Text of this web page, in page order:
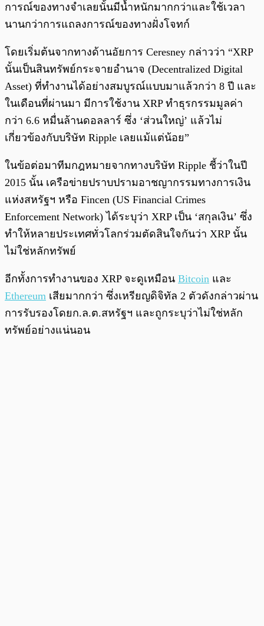
การณ์ของทางจำเลยนั้นมีน้ำหนักมากกว่าและใช้เวลา
นานกว่าการแถลงการณ์ของทางฝั่งโจทก์
โดยเริ่มต้นจากทางด้านอัยการ Ceresney กล่าวว่า “XRP
นั้นเป็นสินทรัพย์กระจายอำนาจ (Decentralized Digital
Asset) ที่ทำงานได้อย่างสมบูรณ์แบบมาแล้วกว่า 8 ปี และ
ในเดือนที่ผ่านมา มีการใช้งาน XRP ทำธุรกรรมมูลค่า
กว่า 6.6 หมื่นล้านดอลลาร์ ซึ่ง ‘ส่วนใหญ่’ แล้วไม่
เกี่ยวข้องกับบริษัท Ripple เลยแม้แต่น้อย”
ในข้อต่อมาทีมกฎหมายจากทางบริษัท Ripple ชี้ว่าในปี
2015 นั้น เครือข่ายปราบปรามอาชญากรรมทางการเงิน
แห่งสหรัฐฯ หรือ Fincen (US Financial Crimes
Enforcement Network) ได้ระบุว่า XRP เป็น ‘สกุลเงิน’ ซึ่ง
ทำให้หลายประเทศทั่วโลกร่วมตัดสินใจกันว่า XRP นั้น
ไม่ใช่หลักทรัพย์
อีกทั้งการทำงานของ XRP จะดูเหมือน Bitcoin และ
Ethereum เสียมากกว่า ซึ่งเหรียญดิจิทัล 2 ตัวดังกล่าวผ่าน
การรับรองโดยก.ล.ต.สหรัฐฯ และถูกระบุว่าไม่ใช่หลัก
ทรัพย์อย่างแน่นอน